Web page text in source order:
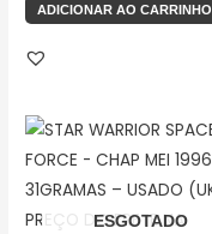
ADICIONAR AO CARRINHO
ESGOTADO